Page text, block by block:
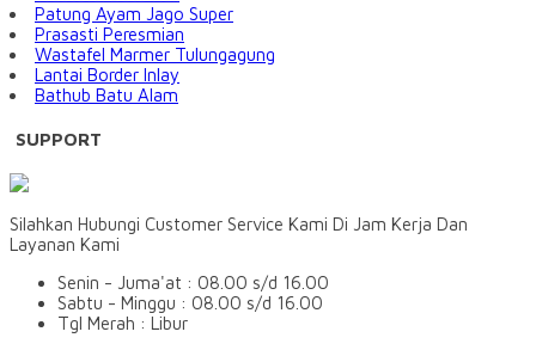
Patung Ayam Jago Super
Prasasti Peresmian
Wastafel Marmer Tulungagung
Lantai Border Inlay
Bathub Batu Alam
SUPPORT
Silahkan Hubungi Customer Service Kami Di Jam Kerja Dan
Layanan Kami
Senin - Juma'at : 08.00 s/d 16.00
Sabtu - Minggu : 08.00 s/d 16.00
Tgl Merah : Libur